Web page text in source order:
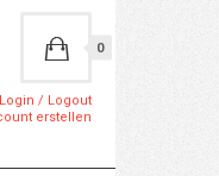
0
Login / Logout
erstellen